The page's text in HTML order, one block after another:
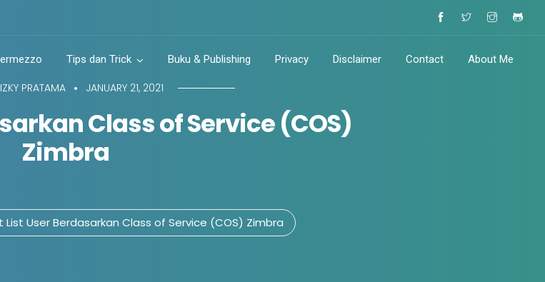
Tips dan Trick Buku & Publishing Privacy Disclaimer Contact About Me
PRATAMA JANUARY 21, 2021
Class of Service (COS)
Zimbra
List User Berdasarkan Class of Service (COS) Zimbra